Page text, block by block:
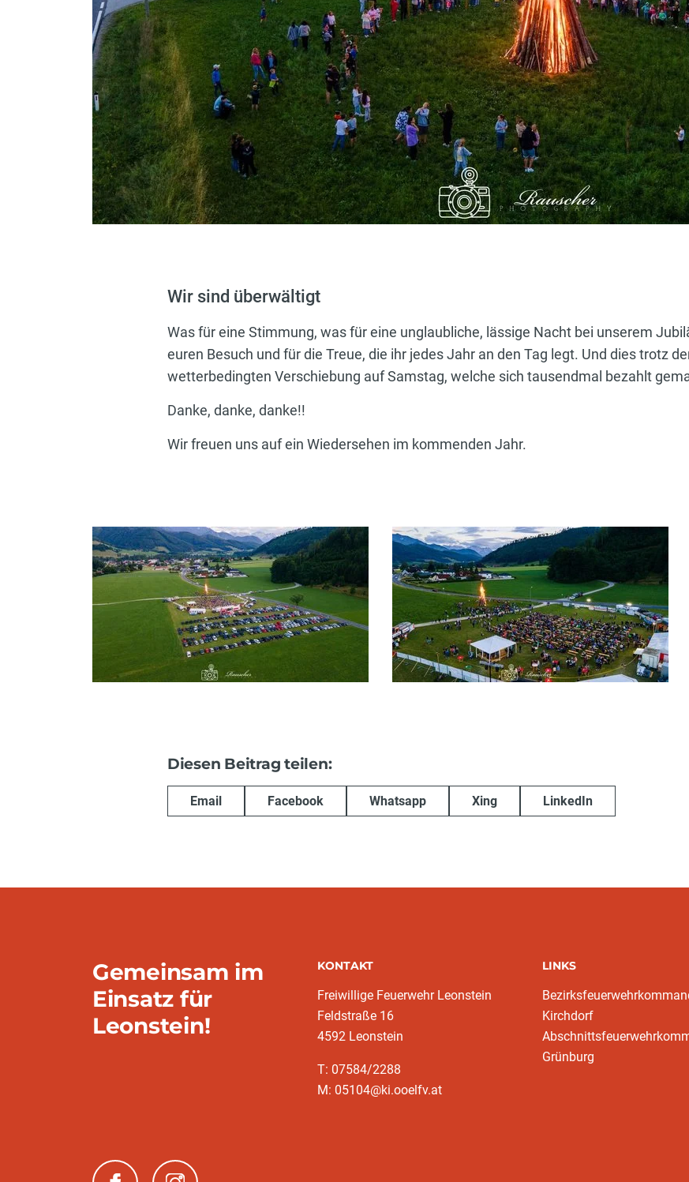
Wir sind überwältigt
Was für eine Stimmung, was für eine unglaubliche, lässige Nacht bei unserem
euren Besuch und für die Treue, die ihr jedes Jahr an den Tag legt. Und dies trotz
wetterbedingten Verschiebung auf Samstag, welche sich tausendmal bezahlt
Danke, danke, danke!!
Wir freuen uns auf ein Wiedersehen im kommenden Jahr.
Diesen Beitrag teilen:
Email Facebook Whatsapp Xing LinkedIn
Gemeinsam im
Einsatz für
Leonstein!
KONTAKT
Freiwillige Feuerwehr Leonstein
Feldstraße 16
4592 Leonstein
T: 07584/2288
M: 05104@ki.ooelfv.at
LINKS
Kirchdorf
Grünburg